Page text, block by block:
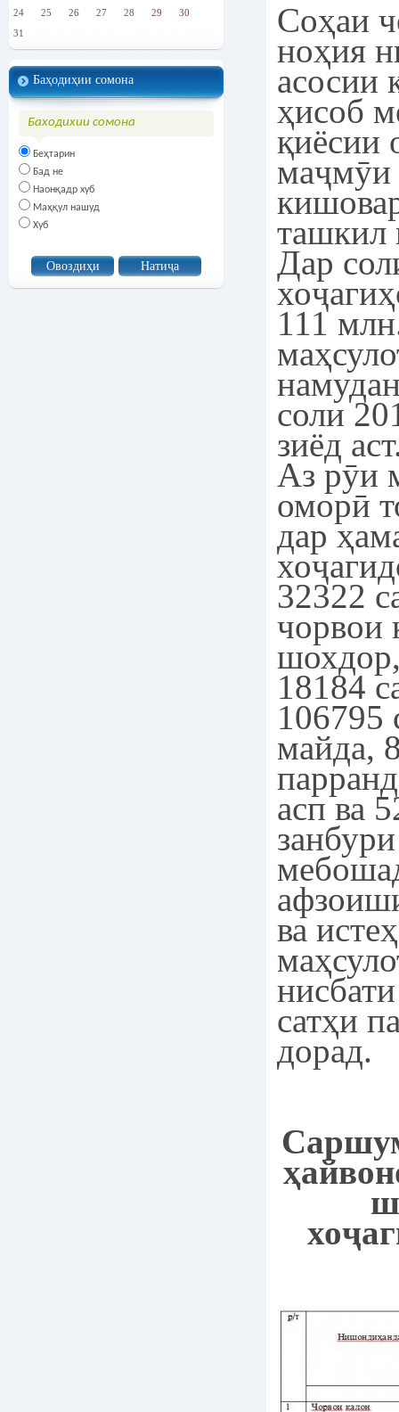
24
25 26 27 28 29
30
31
Баҳодиҳии сомона
Баходихии сомона
Беҳтарин
Бад не
Наонқадр хуб
Маҳқул нашуд
Хуб
Соҳаи
ноҳия
асосии
ҳисоб
қиёсии
маҷмӯи
ташкил
Дар
111
соли
зиёд
Аз рӯи
оморӣ
дар
32322
чорвои
18184
106795
майда,
асп ва
ва
сатҳи
дорад.